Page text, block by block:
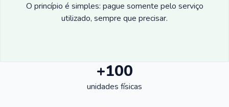
O princípio é simples: pague somente pelo serviço
utilizado, sempre que precisar.
+100
unidades físicas